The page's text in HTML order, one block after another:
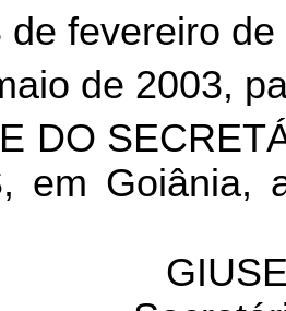
de fevereiro
de 2003,
DO
em